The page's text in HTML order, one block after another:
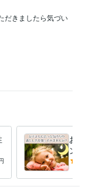
だきましたら気づい
お子
ント
んの